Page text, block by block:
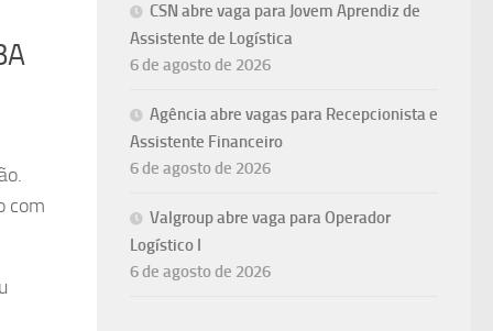
com
CSN abre vaga para Jovem Aprendiz de
Assistente de Logística
6 de agosto de 2026
Agência abre vagas para Recepcionista e
Assistente Financeiro
6 de agosto de 2026
Valgroup abre vaga para Operador
Logístico I
6 de agosto de 2026